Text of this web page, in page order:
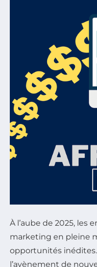
À l’aube de 2025,
marketing en pleine
opportunités
l’avènement de